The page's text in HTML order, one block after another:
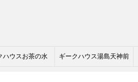
ハウスお茶の水 ギークハウス湯島天神前